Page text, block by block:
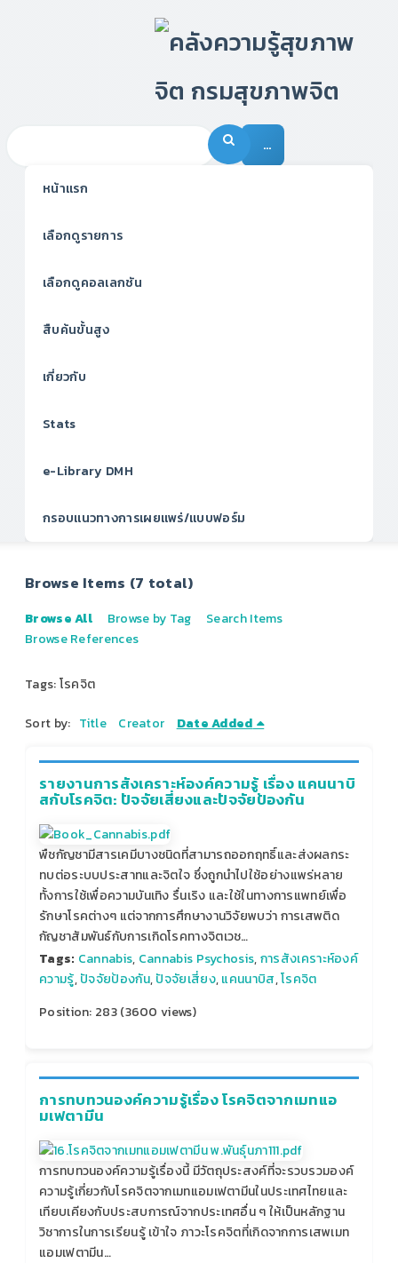
…
หน้าแรก
เลือกดูรายการ
เลือกดูคอลเลกชัน
สืบค้นขั้นสูง
เกี่ยวกับ
Stats
e-Library DMH
กรอบแนวทางการเผยแพร่/แบบฟอร์ม
Browse Items (7 total)
Browse All Browse by Tag
Search Items
Browse References
Tags: โรคจิต
Sort by: Title Creator Date Added
รายงานการสังเคราะห์องค์ความรู้ เรื่อง แคนนาบิ
สกับโรคจิต: ปัจจัยเสี่ยงและปัจจัยป้องกัน
พืชกัญชามีสารเคมีบางชนิดที่สามารถออกฤทธิ์และส่งผลกระ
ทบต่อระบบประสาทและจิตใจ ซึ่งถูกนำไปใช้อย่างแพร่หลาย
ทั้งการใช้เพื่อความบันเทิง รื่นเริง และใช้ในทางการแพทย์เพื่อ
รักษาโรคต่างๆ แต่จากการศึกษางานวิจัยพบว่า การเสพติด
กัญชาสัมพันธ์กับการเกิดโรคทางจิตเวช…
Tags: Cannabis, Cannabis Psychosis,การสังเคราะห์องค์
ความรู้,ปัจจัยป้องกัน,ปัจจัยเสี่ยง,แคนนาบิส,โรคจิต
Position: 283(3600 views)
การทบทวนองค์ความรู้เรื่อง โรคจิตจากเมทแอ
มเฟตามีน
การทบทวนองค์ความรู้เรื่องนี้ มีวัตถุประสงค์ที่จะรวบรวมองค์
ความรู้เกี่ยวกับโรคจิตจากเมทแอมเฟตามีนในประเทศไทยและ
เทียบเคียงกับประสบการณ์จากประเทศอื่น ๆ ให้เป็นหลักฐาน
วิชาการในการเรียนรู้ เข้าใจ ภาวะโรคจิตที่เกิดจากการเสพเมท
แอมเฟตามีน…